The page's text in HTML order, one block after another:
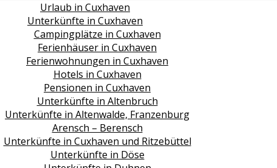
Urlaub in Cuxhaven
Unterkünfte in Cuxhaven
Campingplätze in Cuxhaven
Ferienhäuser in Cuxhaven
Ferienwohnungen in Cuxhaven
Hotels in Cuxhaven
Pensionen in Cuxhaven
Unterkünfte in Altenbruch
Unterkünfte in Altenwalde, Franzenburg
Arensch – Berensch
Unterkünfte in Cuxhaven und Ritzebüttel
Unterkünfte in Döse